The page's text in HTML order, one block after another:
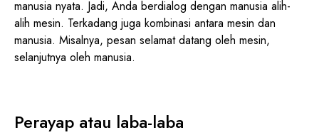
manusia nyata. Jadi, Anda berdialog dengan manusia alih-
alih mesin. Terkadang juga kombinasi antara mesin dan
manusia. Misalnya, pesan selamat datang oleh mesin,
selanjutnya oleh manusia.
Perayap atau laba-laba